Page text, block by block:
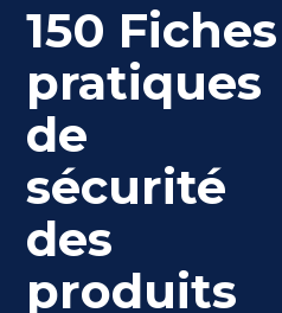
150 Fiches
pratiques
de
sécurité
des
produits